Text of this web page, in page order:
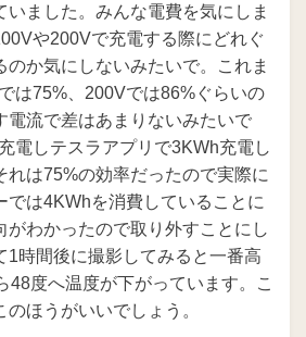
いました。みんな電費を気にしま
や200Vで充電する際にどれぐ
のか気にしないみたいで。これま
は75%、200Vでは86%ぐらいの
電流で差はあまりないみたいで
電しテスラアプリで3KWh充電し
れは75%の効率だったので実際に
では4KWhを消費していることに
がわかったので取り外すことにし
1時間後に撮影してみると一番高
48度へ温度が下がっています。こ
ほうがいいでしょう。